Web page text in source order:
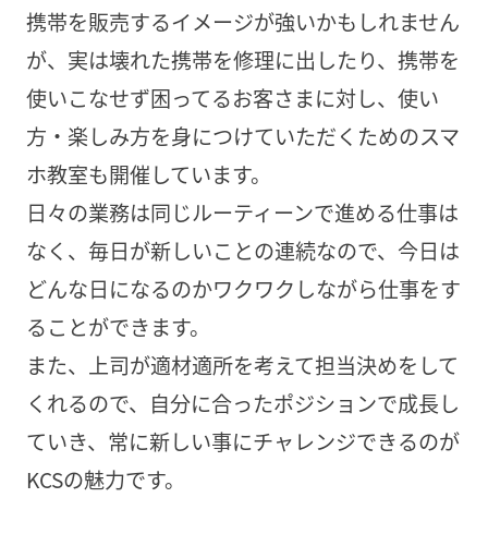
携帯を販売するイメージが強いかもしれません
が、実は壊れた携帯を修理に出したり、携帯を
使いこなせず困ってるお客さまに対し、使い
方・楽しみ方を身につけていただくためのスマ
ホ教室も開催しています。
日々の業務は同じルーティーンで進める仕事は
なく、毎日が新しいことの連続なので、今日は
どんな日になるのかワクワクしながら仕事をす
ることができます。
また、上司が適材適所を考えて担当決めをして
くれるので、自分に合ったポジションで成長し
ていき、常に新しい事にチャレンジできるのが
KCSの魅力です。